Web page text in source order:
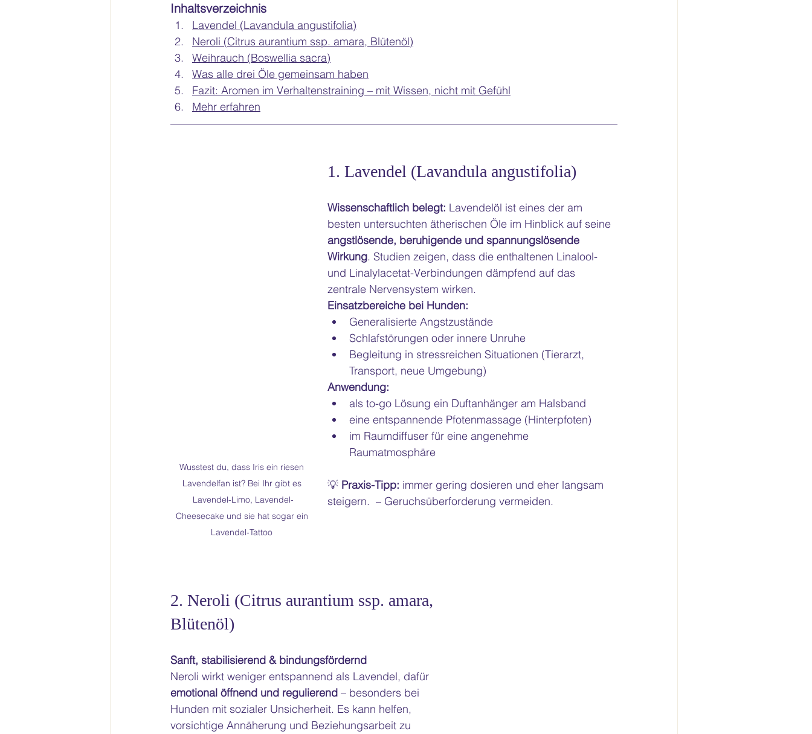
Inhaltsverzeichnis
Lavendel (Lavandula angustifolia)
Neroli (Citrus aurantium ssp. amara, Blütenöl)
Weihrauch (Boswellia sacra)
Was alle drei Öle gemeinsam haben
Fazit: Aromen im Verhaltenstraining – mit Wissen, nicht mit Gefühl
Mehr erfahren
Wusstest du, dass Iris ein riesen
Lavendelfan ist? Bei Ihr gibt es
Lavendel-Limo, Lavendel-
Cheesecake und sie hat sogar ein
Lavendel-Tattoo
1. Lavendel (Lavandula angustifolia)
Wissenschaftlich belegt: Lavendelöl ist eines der am
besten untersuchten ätherischen Öle im Hinblick auf seine
angstlösende, beruhigende und spannungslösende
Wirkung. Studien zeigen, dass die enthaltenen Linalool-
und Linalylacetat-Verbindungen dämpfend auf das
zentrale Nervensystem wirken.
Einsatzbereiche bei Hunden:
Generalisierte Angstzustände
Schlafstörungen oder innere Unruhe
Begleitung in stressreichen Situationen (Tierarzt,
Transport, neue Umgebung)
Anwendung:
als to-go Lösung ein Duftanhänger am Halsband
eine entspannende Pfotenmassage (Hinterpfoten)
im Raumdiffuser für eine angenehme
Raumatmosphäre
💡 Praxis-Tipp: immer gering dosieren und eher langsam
steigern.  – Geruchsüberforderung vermeiden.
2. Neroli (Citrus aurantium ssp. amara,
Blütenöl)
Sanft, stabilisierend & bindungsfördernd
Neroli wirkt weniger entspannend als Lavendel, dafür
emotional öffnend und regulierend – besonders bei
Hunden mit sozialer Unsicherheit. Es kann helfen,
vorsichtige Annäherung und Beziehungsarbeit zu